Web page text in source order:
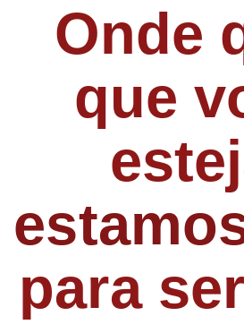
Onde
que
para